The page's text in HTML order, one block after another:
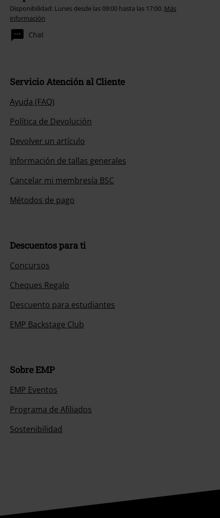
Disponibilidad: Lunes desde las 09:00 hasta las 17:00. Más
información
Chat
Servicio Atención al Cliente
Ayuda (FAQ)
Política de Devolución
Devolver un artículo
Información de tallas generales
Cancelar mi membresía BSC
Métodos de pago
Descuentos para ti
Concursos
Cheques Regalo
Descuento para estudiantes
EMP Backstage Club
Sobre EMP
EMP Eventos
Programa de Afiliados
Sostenibilidad